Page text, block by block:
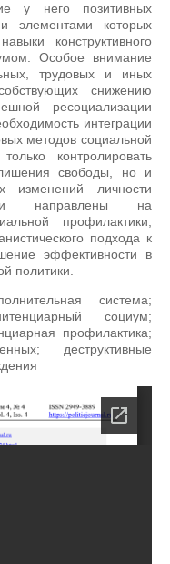
у него позитивных
элементами которых
конструктивного
Особое внимание
трудовых и иных
снижению
ресоциализации
интеграции
методов социальной
контролировать
свободы, но и
изменений личности
направлены на
профилактики,
подхода к
эффективности в
политики.
система;
социум;
профилактика;
деструктивные